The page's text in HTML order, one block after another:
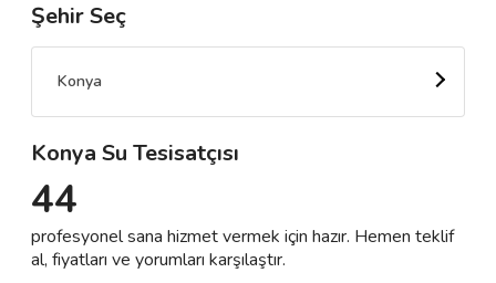
🎈 Biz Kimiz?
🌟 Müşteri Değerlendirmeleri
Destek
İletişim
Şehir Seç
Konya
Konya Su Tesisatçısı
44
profesyonel sana hizmet vermek için hazır. Hemen teklif
al, fiyatları ve yorumları karşılaştır.